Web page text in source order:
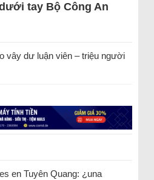
tay Bộ Công An
vây dư luận viên – triệu người
en Tuyên Quang: ¿una